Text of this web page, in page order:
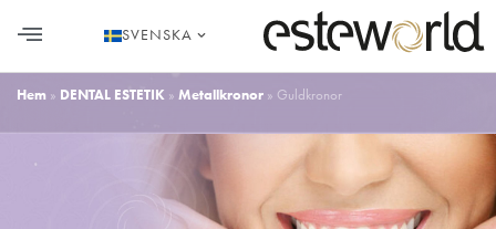
SVENSKA
Hem » DENTAL ESTETIK » Metallkronor » Guldkronor